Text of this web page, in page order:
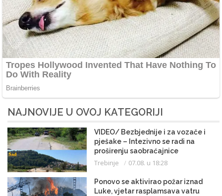
NAJNOVIJE U OVOJ KATEGORIJI
VIDEO/ Bezbjednije i za vozače i
pješake – Intezivno se radi na
proširenju saobraćajnice
Trebinje 07.08. u 18:28
Ponovo se aktivirao požar iznad
Luke, vjetar rasplamsava vatru